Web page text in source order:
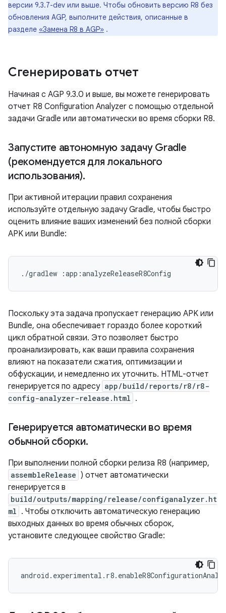
версии 9.3.7-dev или выше. Чтобы обновить версию R8 без
обновления AGP, выполните действия, описанные в
разделе «Замена R8 в AGP» .
Сгенерировать отчет
Начиная с AGP 9.3.0 и выше, вы можете генерировать
отчет R8 Configuration Analyzer с помощью отдельной
задачи Gradle или автоматически во время сборки R8.
Запустите автономную задачу Gradle
(рекомендуется для локального
использования).
При активной итерации правил сохранения
используйте отдельную задачу Gradle, чтобы быстро
оценить влияние ваших изменений без полной сборки
APK или Bundle:
./gradlew
Поскольку эта задача пропускает генерацию APK или
Bundle, она обеспечивает гораздо более короткий
цикл обратной связи. Это позволяет быстро
проанализировать, как ваши правила сохранения
влияют на показатели сжатия, оптимизации и
обфускации, и немедленно их уточнить. HTML-отчет
генерируется по адресу app/build/reports/r8/r8-
config-analyzer-release.html .
Генерируется автоматически во время
обычной сборки.
При выполнении полной сборки релиза R8 (например,
assembleRelease ) отчет автоматически
генерируется в
build/outputs/mapping/release/configanalyzer.ht
ml . Чтобы отключить автоматическую генерацию
выходных данных во время обычных сборок,
установите следующее свойство Gradle: